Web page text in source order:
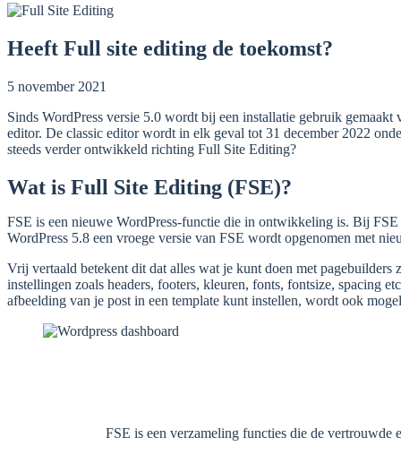
Heeft Full site editing de toekomst?
5 november 2021
Sinds WordPress versie 5.0 wordt bij een installatie gebruik gemaakt
editor. De classic editor wordt in elk geval tot 31 december 2022
steeds verder ontwikkeld richting Full Site Editing?
Wat is Full Site Editing (FSE)?
FSE is een nieuwe WordPress-functie die in ontwikkeling is. Bij
WordPress 5.8 een ​​vroege versie van FSE wordt opgenomen met
Vrij vertaald betekent dit dat alles wat je kunt doen met
instellingen zoals headers, footers, kleuren, fonts, fontsize, spacing
afbeelding van je post in een template kunt instellen, wordt ook
FSE is een verzameling functies die de vertrouwde